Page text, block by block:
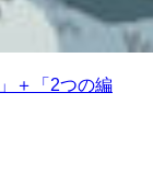
＋「2つの編